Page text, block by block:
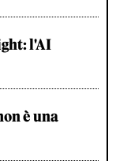
l'AI
è una